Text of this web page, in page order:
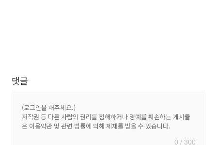
댓글
0 / 300